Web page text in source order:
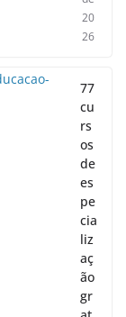
20
26
77
cu
rs
os
de
es
pe
cia
liz
aç
ão
gr